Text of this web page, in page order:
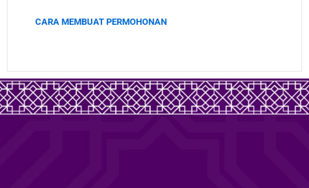
CARA MEMBUAT PERMOHONAN